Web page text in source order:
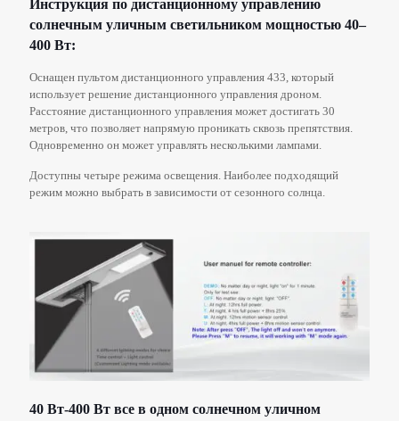
Инструкция по дистанционному управлению
солнечным уличным светильником мощностью 40–
400 Вт:
Оснащен пультом дистанционного управления 433, который
использует решение дистанционного управления дроном.
Расстояние дистанционного управления может достигать 30
метров, что позволяет напрямую проникать сквозь препятствия.
Одновременно он может управлять несколькими лампами.
Доступны четыре режима освещения. Наиболее подходящий
режим можно выбрать в зависимости от сезонного солнца.
40 Вт-400 Вт все в одном солнечном уличном